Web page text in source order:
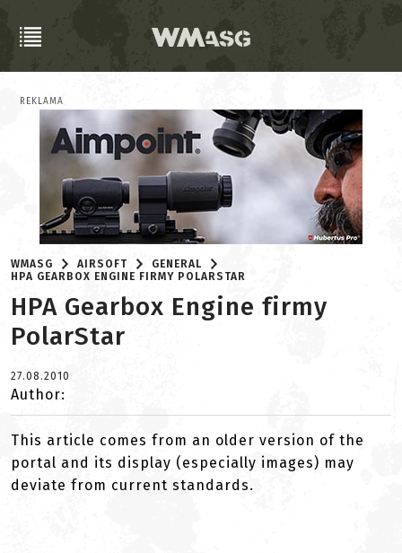
REKLAMA
WMASG AIRSOFT
GENERAL
HPA GEARBOX ENGINE FIRMY POLARSTAR
HPA Gearbox Engine firmy
PolarStar
27.08.2010
Author:
This article comes from an older version of the
portal and its display (especially images) may
deviate from current standards.